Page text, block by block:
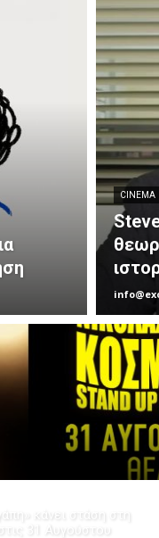
CINEMA
κάνει στάση στη
31 Αυγούστου